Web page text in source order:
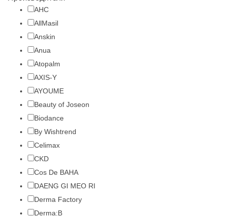
AHC
AllMasil
Anskin
Anua
Atopalm
AXIS-Y
AYOUME
Beauty of Joseon
Biodance
By Wishtrend
Celimax
CKD
Cos De BAHA
DAENG GI MEO RI
Derma Factory
Derma:B